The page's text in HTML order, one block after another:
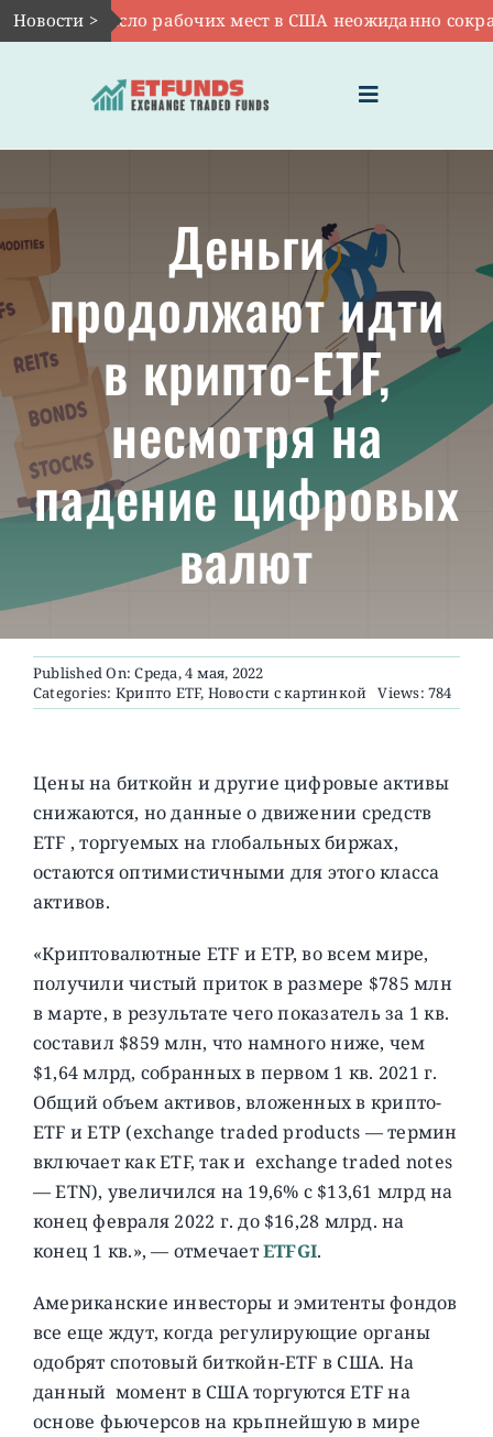
Skip
to
Новости >
VOO: число рабочих мест в США неожиданно
Toggle
Navigation
ЧТО ТАКОЕ ETF
ИНВЕСТИЦИИ В ETF
ТЕМАТИЧЕСКИЕ ETF
АКТУАЛЬНЫЕ
Деньги
продолжают идти
в крипто-ETF,
несмотря на
падение цифровых
валют
Published On: Среда, 4 мая, 2022
Categories: Крипто ETF, Новости с картинкой Views: 784
Цены на биткойн и другие цифровые активы
снижаются, но данные о движении средств
ETF , торгуемых на глобальных биржах,
остаются оптимистичными для этого класса
активов.
«Криптовалютные ETF и ETP, во всем мире,
получили чистый приток в размере $785 млн
в марте, в результате чего показатель за 1 кв.
составил $859 млн, что намного ниже, чем
$1,64 млрд, собранных в первом 1 кв. 2021 г.
Общий объем активов, вложенных в крипто-
ETF и ETP (exchange traded products — термин
включает как ETF, так и exchange traded notes
— ETN), увеличился на 19,6% с $13,61 млрд на
конец февраля 2022 г. до $16,28 млрд. на
конец 1 кв.», — отмечаетETFGI.
Американские инвесторы и эмитенты фондов
все еще ждут, когда регулирующие органы
одобрят спотовый биткойн-ETF в США. На
данный момент в США торгуются ETF на
основе фьючерсов на крьпнейшую в мире